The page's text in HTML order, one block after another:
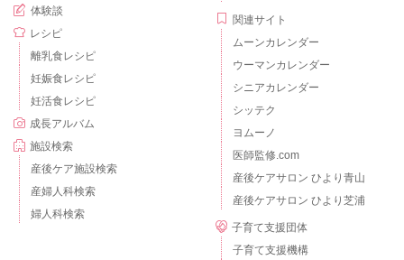
体験談
レシピ
離乳食レシピ
妊娠食レシピ
妊活食レシピ
成長アルバム
施設検索
産後ケア施設検索
産婦人科検索
婦人科検索
関連サイト
ムーンカレンダー
ウーマンカレンダー
シニアカレンダー
シッテク
ヨムーノ
医師監修.com
産後ケアサロン ひより青山
産後ケアサロン ひより芝浦
子育て支援団体
子育て支援機構